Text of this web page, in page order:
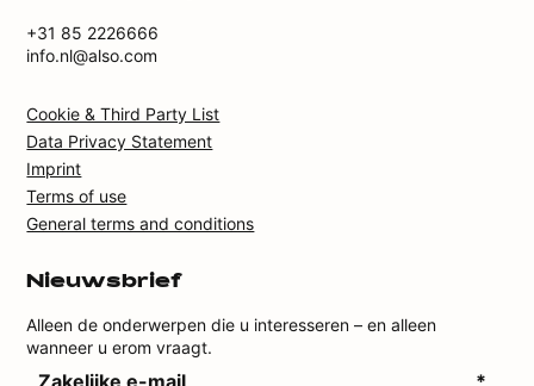
+31 85 2226666
info.nl@also.com
Cookie & Third Party List
Data Privacy Statement
Imprint
Terms of use
General terms and conditions
Nieuwsbrief
Alleen de onderwerpen die u interesseren – en alleen
wanneer u erom vraagt.
Zakelijke e-mail